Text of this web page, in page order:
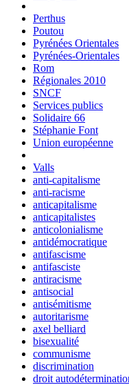
Perthus
Poutou
Pyrénées Orientales
Pyrénées-Orientales
Rom
Régionales 2010
SNCF
Services publics
Solidaire 66
Stéphanie Font
Union européenne
Valls
anti-capitalisme
anti-racisme
anticapitalisme
anticapitalistes
anticolonialisme
antidémocratique
antifascisme
antifasciste
antiracisme
antisocial
antisémitisme
autoritarisme
axel belliard
bisexualité
communisme
discrimination
droit